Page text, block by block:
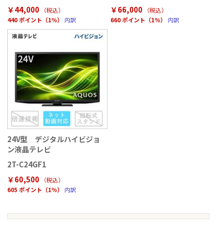
￥44,000
（税込）
440 ポイント（1％）
内訳
￥66,000
（税込）
660 ポイント（1％）
内訳
24V型 デジタルハイビジョ
ン液晶テレビ
2T-C24GF1
￥60,500
（税込）
605 ポイント（1％）
内訳